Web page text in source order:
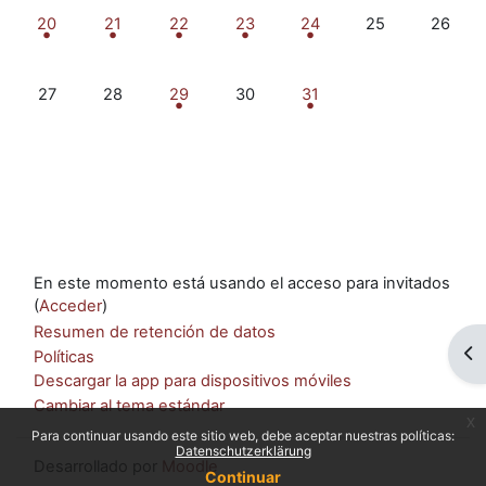
Para continuar usando este sitio web, debe aceptar nuestras políticas:
Datenschutzerklärung
Continuar
1 evento, lunes, 20 octubre
20 1 evento, martes, 21 octubre
21 1 evento, miércoles, 22 octubre
22 1 evento, jueves, 23 octubre
23 1 evento, viernes, 24
24 Sin eventos,
25 Sin
26
Sin eventos, lunes, 27 octubre
27 Sin eventos, martes, 28 octubre
28 1 evento, miércoles, 29 octubre
29 Sin eventos, jueves, 30 octubre
30 1 evento, viernes, 31
31
En este momento está usando el acceso para invitados
(Acceder)
Resumen de retención de datos
Políticas
Descargar la app para dispositivos móviles
Cambiar al tema estándar